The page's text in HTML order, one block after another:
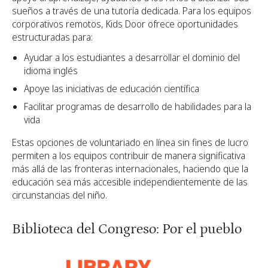
sueños a través de una tutoría dedicada. Para los equipos
corporativos remotos, Kids Door ofrece oportunidades
estructuradas para:
Ayudar a los estudiantes a desarrollar el dominio del
idioma inglés
Apoye las iniciativas de educación científica
Facilitar programas de desarrollo de habilidades para la
vida
Estas opciones de voluntariado en línea sin fines de lucro
permiten a los equipos contribuir de manera significativa
más allá de las fronteras internacionales, haciendo que la
educación sea más accesible independientemente de las
circunstancias del niño.
Biblioteca del Congreso: Por el pueblo